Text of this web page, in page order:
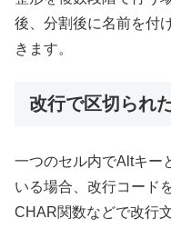
後、分割後に名前を付
きます。
改行で区切られ
一つのセル内でAltキー
いる場合、改行コード
CHAR関数などで改行